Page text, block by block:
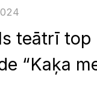
teātrī top
“Kaķa